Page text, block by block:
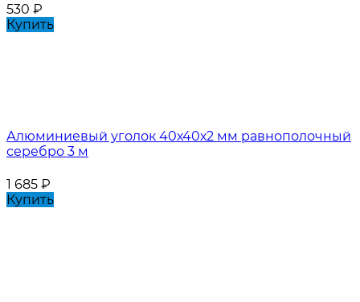
530 ₽
Купить
Алюминиевый уголок 40х40х2 мм равнополочный
серебро 3 м
1 685 ₽
Купить